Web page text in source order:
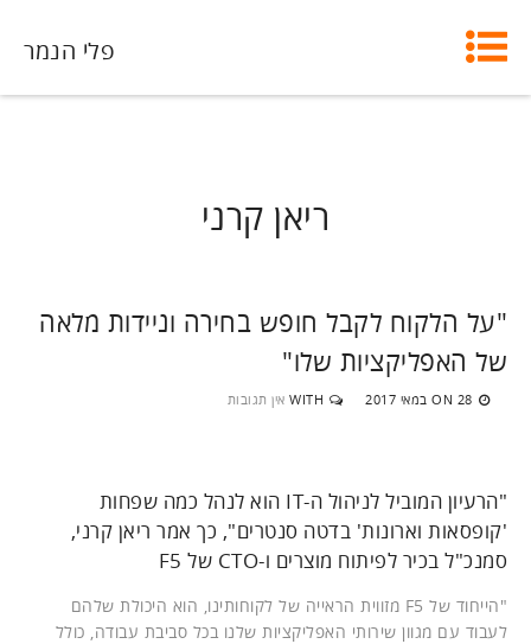
פלי הנמר
ריאן קרני
"על הלקוח לקבל חופש בחירה וניידות מלאה
של האפליקציות שלו"
ON 28 במאי 2017 WITH אין תגובות
"הרעיון המוביל לניהול ה-IT הוא לנהל כמה שפחות
'קופסאות וארונות' בדטה סנטרים", כך אמר ריאן קרני,
סמנכ"ל בכיר לפיתוח מוצרים ו-CTO של F5
"הייחוד של F5 מזווית הראייה של לקוחותינו, הוא היכולת שלהם
לעבוד עם מגוון שירותי האפליקציות שלנו בכל סביבת עבודה, כולל